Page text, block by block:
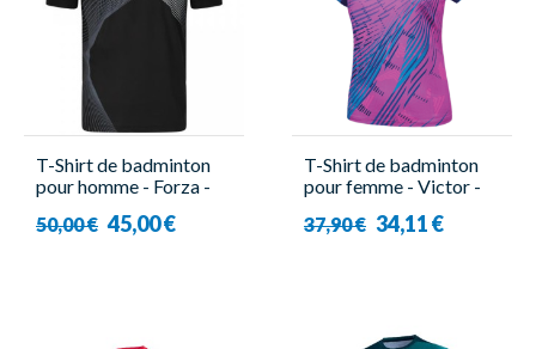
T-Shirt de badminton
pour homme - Forza -
50,00 € 45,00 €
T-Shirt de badminton
pour femme - Victor -
37,90 € 34,11 €